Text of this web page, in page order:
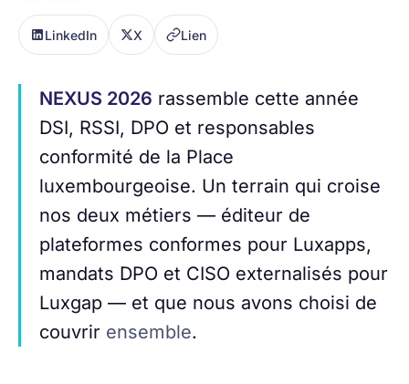
LinkedIn X Lien
NEXUS 2026 rassemble cette année
DSI, RSSI, DPO et responsables
conformité de la Place
luxembourgeoise. Un terrain qui croise
nos deux métiers — éditeur de
plateformes conformes pour Luxapps,
mandats DPO et CISO externalisés pour
Luxgap — et que nous avons choisi de
couvrir ensemble.